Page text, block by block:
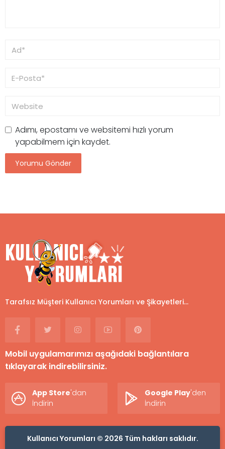
Adımı, epostamı ve websitemi hızlı yorum
yapabilmem için kaydet.
Tarafsız Müşteri Kullanıcı Yorumları ve Şikayetleri...
Mobil uygulamarımızı aşağıdaki bağlantılara
tıklayarak indirebilirsiniz.
App Store'dan
İndirin
Google Play'den
İndirin
Kullanıcı Yorumları © 2026 Tüm hakları saklıdır.